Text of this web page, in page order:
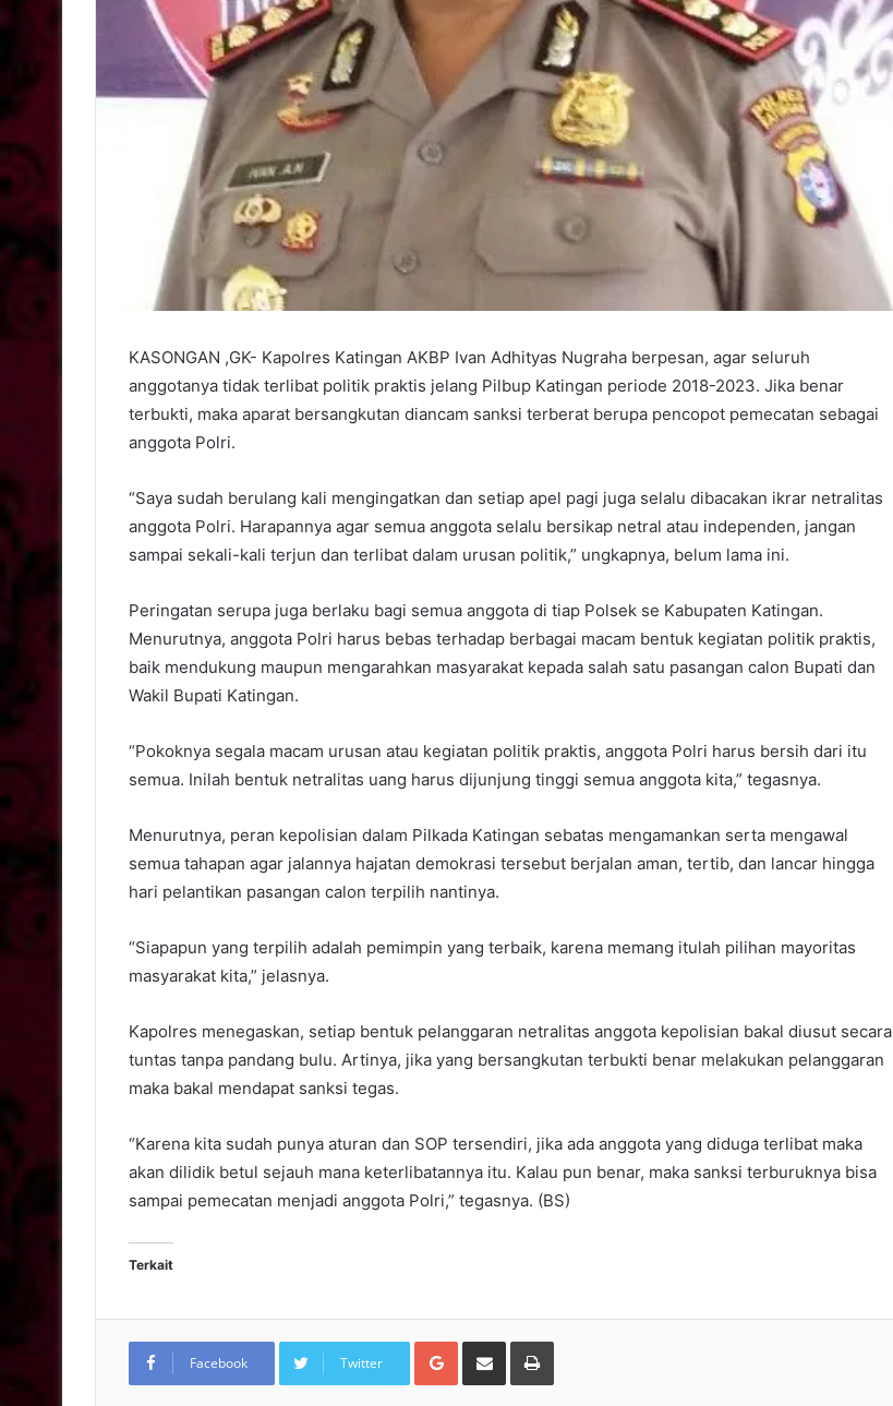
KASONGAN ,GK- Kapolres Katingan AKBP Ivan Adhityas Nugraha berpesan, agar seluruh
anggotanya tidak terlibat politik praktis jelang Pilbup Katingan periode 2018-2023. Jika benar
terbukti, maka aparat bersangkutan diancam sanksi terberat berupa pencopot pemecatan sebagai
anggota Polri.
“Saya sudah berulang kali mengingatkan dan setiap apel pagi juga selalu dibacakan ikrar netralitas
anggota Polri. Harapannya agar semua anggota selalu bersikap netral atau independen, jangan
sampai sekali-kali terjun dan terlibat dalam urusan politik,” ungkapnya, belum lama ini.
Peringatan serupa juga berlaku bagi semua anggota di tiap Polsek se Kabupaten Katingan.
Menurutnya, anggota Polri harus bebas terhadap berbagai macam bentuk kegiatan politik praktis,
baik mendukung maupun mengarahkan masyarakat kepada salah satu pasangan calon Bupati dan
Wakil Bupati Katingan.
“Pokoknya segala macam urusan atau kegiatan politik praktis, anggota Polri harus bersih dari itu
semua. Inilah bentuk netralitas uang harus dijunjung tinggi semua anggota kita,” tegasnya.
Menurutnya, peran kepolisian dalam Pilkada Katingan sebatas mengamankan serta mengawal
semua tahapan agar jalannya hajatan demokrasi tersebut berjalan aman, tertib, dan lancar hingga
hari pelantikan pasangan calon terpilih nantinya.
“Siapapun yang terpilih adalah pemimpin yang terbaik, karena memang itulah pilihan mayoritas
masyarakat kita,” jelasnya.
Kapolres menegaskan, setiap bentuk pelanggaran netralitas anggota kepolisian bakal diusut secara
tuntas tanpa pandang bulu. Artinya, jika yang bersangkutan terbukti benar melakukan pelanggaran
maka bakal mendapat sanksi tegas.
“Karena kita sudah punya aturan dan SOP tersendiri, jika ada anggota yang diduga terlibat maka
akan dilidik betul sejauh mana keterlibatannya itu. Kalau pun benar, maka sanksi terburuknya bisa
sampai pemecatan menjadi anggota Polri,” tegasnya. (BS)
Terkait
Facebook Twitter
Google+Share via Email Print